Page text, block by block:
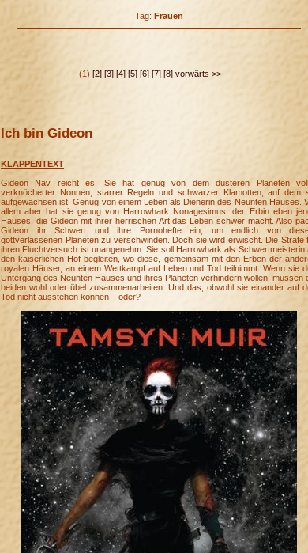
Tag: Frauen
(1) [2] [3] [4] [5] [6] [7] [8] vorwärts >>
Ich bin Gideon
KLAPPENTEXT
Gideon Nav reicht es. Sie hat genug von dem düsteren Planeten
verknöcherter Nonnen, starrer Regeln und schwarzer Klamotten, auf dem
aufgewachsen ist. Genug von einem Leben als Dienerin des Neunten Hauses.
allem aber hat sie genug von Harrowhark Nonagesimus, der Erbin eben
Hauses, die Gideon mit ihrer herrischen Art das Leben schwer macht. Also
Gideon ihr Schwert und ihre Pornohefte ein, um endlich von
gottverlassenen Planeten zu verschwinden. Doch sie wird erwischt. Die Strafe
ihren Fluchtversuch ist unangenehm: Sie soll Harrowhark als Schwertmeisterin
den kaiserlichen Hof begleiten, wo diese, gemeinsam mit den Erben der
royalen Häuser, an einem Wettkampf auf Leben und Tod teilnimmt. Wenn sie
Untergang des Neunten Hauses und ihres Planeten verhindern wollen, müssen
beiden wohl oder übel zusammenarbeiten. Und das, obwohl sie einander auf
Tod nicht ausstehen können – oder?